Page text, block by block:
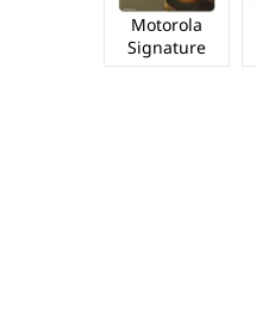
Motorola
Signature